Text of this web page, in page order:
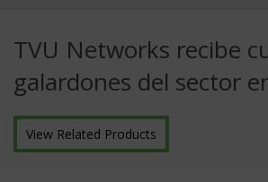
TVU Networks recibe
galardones del sector
View Related Products